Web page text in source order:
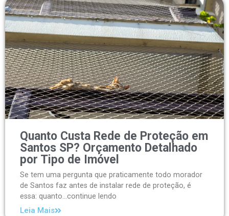
Quanto Custa Rede de Proteção em
Santos SP? Orçamento Detalhado
por Tipo de Imóvel
Se tem uma pergunta que praticamente todo morador
de Santos faz antes de instalar rede de proteção, é
essa: quanto...continue lendo
Leia Mais